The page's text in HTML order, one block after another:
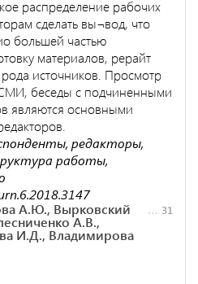
распределение рабочих
сделать вы¬вод, что
большей частью
материалов, рерайт
источников. Просмотр
беседы с подчиненными
являются основными
редакторы,
работы,
А.Ю., Вырковский
А.В.,
И.Д., Владимирова
31